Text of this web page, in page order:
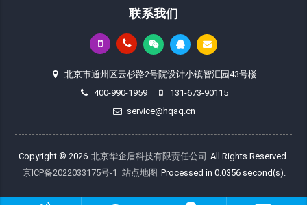
联系我们
北京市通州区云杉路2号院设计小镇智汇园43号楼
400-990-1959
131-673-90115
service@hqaq.cn
Copyright © 2026 北京华企盾科技有限责任公司 All Rights Reserved.
京ICP备2022033175号-1 站点地图 Processed in 0.0356 second(s).